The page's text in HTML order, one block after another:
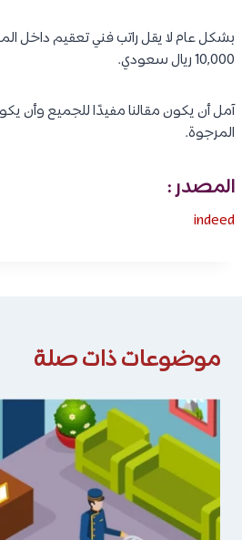
بشكل عام لا يقل راتب فني تعقيم داخل
10,000 ريال سعودي.
آمل أن يكون مقالنا مفيدًا للجميع وأن
المرجوة.
المصدر :
indeed
موضوعات ذات صلة